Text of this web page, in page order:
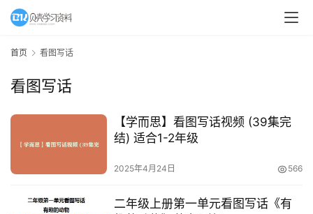
首页 看图写话
看图写话
【学而思】看图写话视频 (39集完
结) 适合1-2年级
2025年4月24日 566
二年级上册第一单元看图写话《有